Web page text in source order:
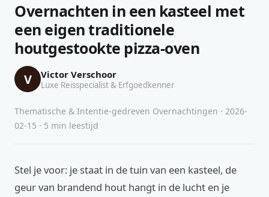
Overnachten in een kasteel met
een eigen traditionele
houtgestookte pizza-oven
V Victor Verschoor
Luxe Reisspecialist & Erfgoedkenner
Thematische & Intentie-gedreven Overnachtingen · 2026-
02-15 · 5 min leestijd
Stel je voor: je staat in de tuin van een kasteel, de
geur van brandend hout hangt in de lucht en je